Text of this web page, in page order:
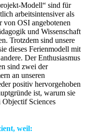
Modell“ sind für
arbeitsintensiver als
von OSI angebotenen
und Wissenschaft
Trotzdem sind unsere
dieses Ferienmodell mit
Der Enthusiasmus
sind zwei der
an unseren
positiv hervorgehoben
ist, warum sie
Objectif Sciences
weil: